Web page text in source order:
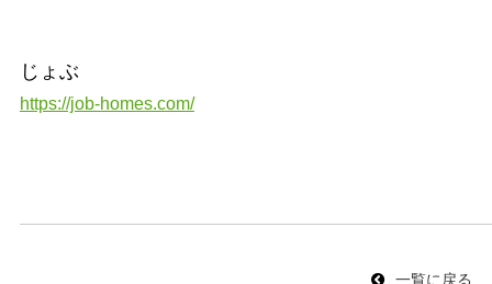
じょぶ
https://job-homes.com/
一覧に戻る